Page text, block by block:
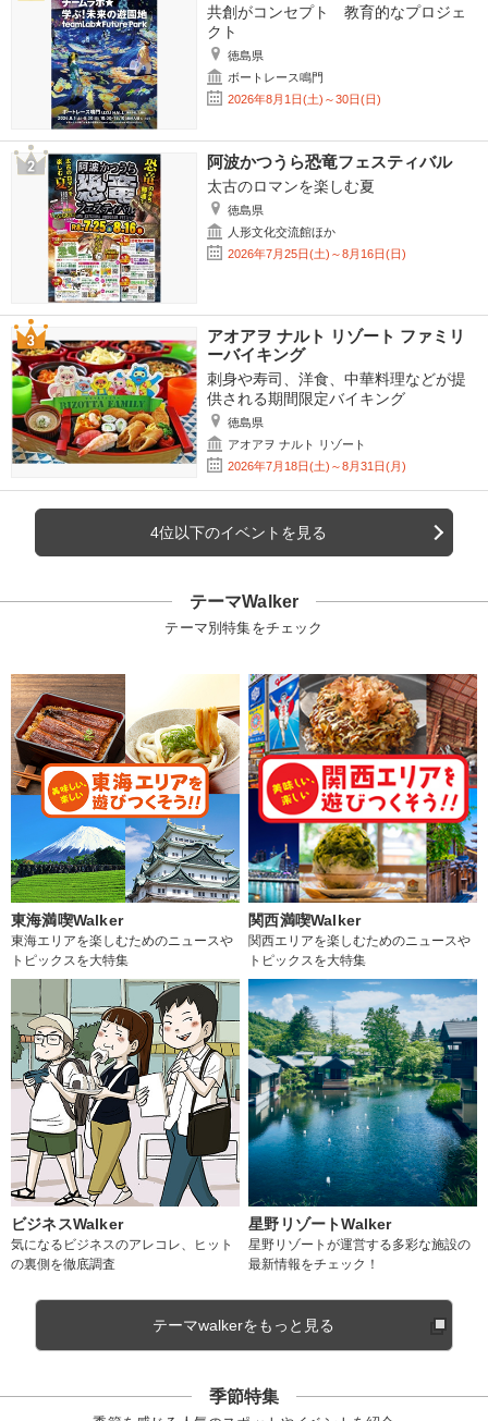
共創がコンセプト 教育的なプロジェ
クト
徳島県
ボートレース鳴門
2026年8月1日(土)～30日(日)
阿波かつうら恐竜フェスティバル
太古のロマンを楽しむ夏
徳島県
人形文化交流館ほか
2026年7月25日(土)～8月16日(日)
アオアヲ ナルト リゾート ファミリ
ーバイキング
刺身や寿司、洋食、中華料理などが提
供される期間限定バイキング
徳島県
アオアヲ ナルト リゾート
2026年7月18日(土)～8月31日(月)
4位以下のイベントを見る
テーマWalker
テーマ別特集をチェック
東海満喫Walker
東海エリアを楽しむためのニュースや
トピックスを大特集
関西満喫Walker
関西エリアを楽しむためのニュースや
トピックスを大特集
ビジネスWalker
気になるビジネスのアレコレ、ヒット
の裏側を徹底調査
星野リゾートWalker
星野リゾートが運営する多彩な施設の
最新情報をチェック！
テーマwalkerをもっと見る
季節特集